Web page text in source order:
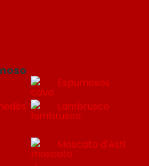
Espumosos
Lambrusco
Moscato d'Asti